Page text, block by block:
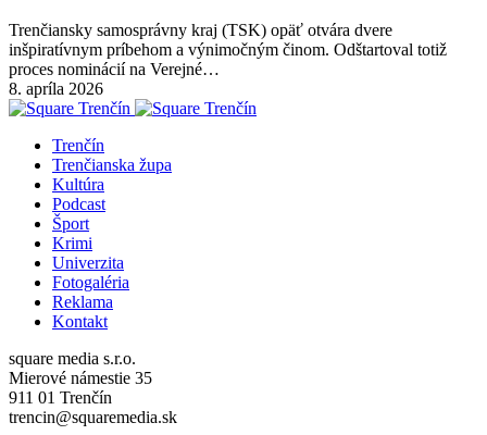
Trenčiansky samosprávny kraj (TSK) opäť otvára dvere
inšpiratívnym príbehom a výnimočným činom. Odštartoval totiž
proces nominácií na Verejné…
8. apríla 2026
Trenčín
Trenčianska župa
Kultúra
Podcast
Šport
Krimi
Univerzita
Fotogaléria
Reklama
Kontakt
square media s.r.o.
Mierové námestie 35
911 01 Trenčín
trencin@squaremedia.sk